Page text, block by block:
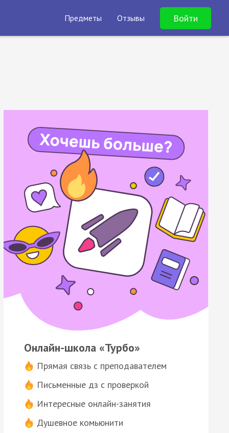
Предметы Отзывы Войти
Онлайн-школа «Турбо»
Прямая связь с преподавателем
Письменные дз с проверкой
Интересные онлайн-занятия
Душевное комьюнити